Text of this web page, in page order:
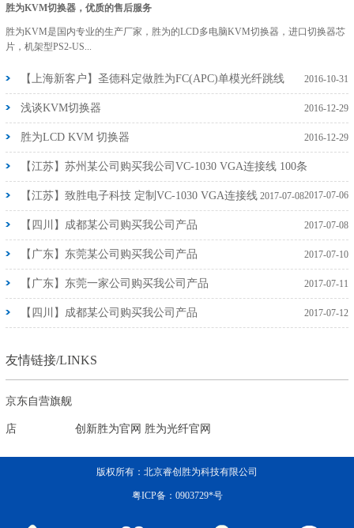
胜为KVM切换器，优质的售后服务
胜为KVM是国内专业的生产厂家，胜为的LCD多电脑KVM切换器，进口切换器芯
片，机架型PS2-US...
【上海新客户】圣德科定做胜为FC(APC)单模光纤跳线 2016-10-31
浅谈KVM切换器 2016-12-29
胜为LCD KVM 切换器 2016-12-29
【江苏】苏州某公司购买我公司VC-1030 VGA连接线 100条
2017-07-06
【江苏】致胜电子科技 定制VC-1030 VGA连接线 2017-07-08
【四川】成都某公司购买我公司产品 2017-07-08
【广东】东莞某公司购买我公司产品 2017-07-10
【广东】东莞一家公司购买我公司产品 2017-07-11
【四川】成都某公司购买我公司产品 2017-07-12
友情链接/LINKS
京东自营旗舰
店 创新胜为官网 胜为光纤官网
版权所有：北京睿创胜为科技有限公司
粤ICP备：0903729*号